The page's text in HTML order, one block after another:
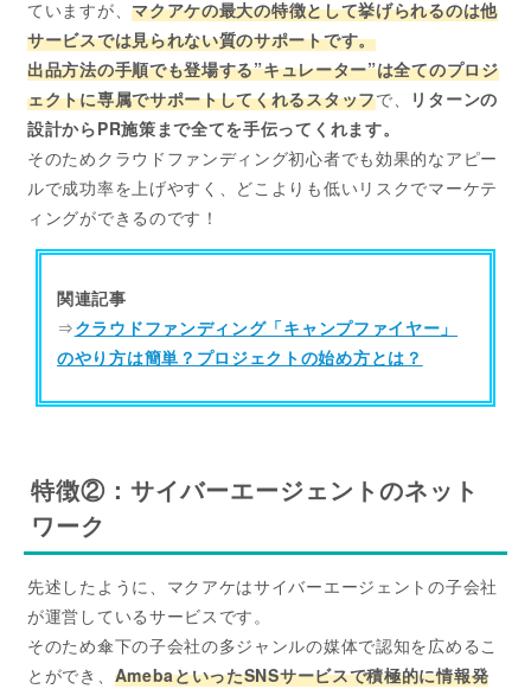
ていますが、マクアケの最大の特徴として挙げられるのは他
サービスでは見られない質のサポートです。
出品方法の手順でも登場する”キュレーター”は全てのプロジ
ェクトに専属でサポートしてくれるスタッフで、
リターンの
設計からPR施策まで全てを手伝ってくれます。
そのためクラウドファンディング初心者でも効果的なアピー
ルで成功率を上げやすく、どこよりも低いリスクでマーケテ
ィングができるのです！
関連記事
⇒クラウドファンディング「キャンプファイヤー」
のやり方は簡単？プロジェクトの始め方とは？
特徴②：サイバーエージェントのネット
ワーク
先述したように、マクアケはサイバーエージェントの子会社
が運営しているサービスです。
そのため傘下の子会社の多ジャンルの媒体で認知を広めるこ
とができ、 AmebaといったSNSサービスで積極的に情報発